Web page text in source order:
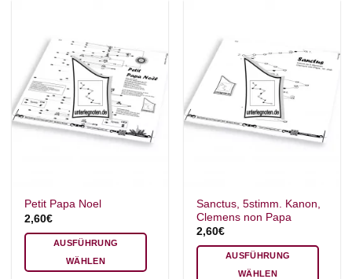
Petit Papa Noel
2,60€
AUSFÜHRUNG
WÄHLEN
Sanctus, 5stimm. Kanon,
Clemens non Papa
2,60€
AUSFÜHRUNG
WÄHLEN